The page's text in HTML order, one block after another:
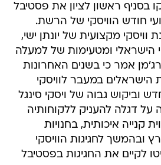
בסניף ראשון לציון את פסטיבל
חודש הוויסקי של הרשת.
וויסקי מקצועית של יונתן ישי,
הישראלי ומטעימות של למעלה
תורג'מן אמר כי בשנים האחרונות
הישראלים במעבר לוויסקי
וביקוש גבוה של ויסקי סינגל
דגלה להעניק ללקוחותיה
קנייה איכותית, בחנויות
ובהמשך לחגיגות הוויסקי
לקיים את החגיגות בפסטיבל